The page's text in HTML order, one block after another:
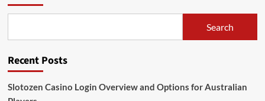
Search
Recent Posts
Slotozen Casino Login Overview and Options for Australian